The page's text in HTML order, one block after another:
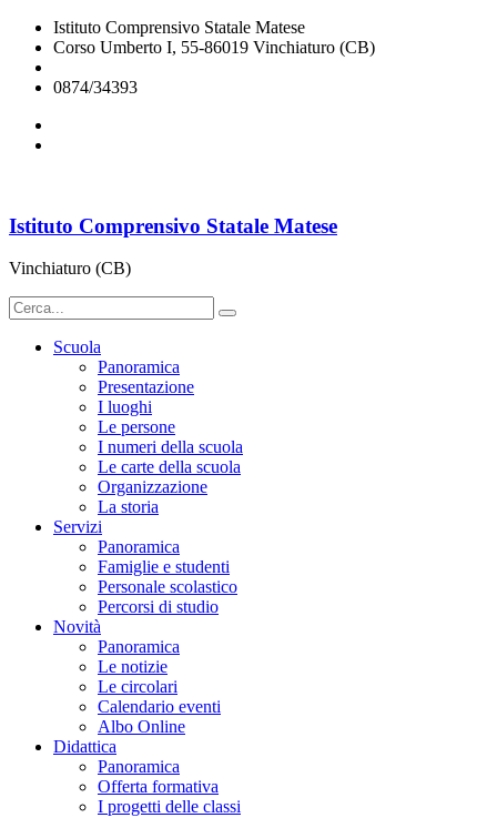
Istituto Comprensivo Statale Matese
Corso Umberto I, 55-86019 Vinchiaturo (CB)
0874/34393
Istituto Comprensivo Statale Matese
Vinchiaturo (CB)
Scuola
Panoramica
Presentazione
I luoghi
Le persone
I numeri della scuola
Le carte della scuola
Organizzazione
La storia
Servizi
Panoramica
Famiglie e studenti
Personale scolastico
Percorsi di studio
Novità
Panoramica
Le notizie
Le circolari
Calendario eventi
Albo Online
Didattica
Panoramica
Offerta formativa
I progetti delle classi